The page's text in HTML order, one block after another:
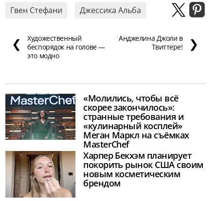
Гвен Стефани Джессика Альба
❮
Художественный
беспорядок на голове —
это модно
Анджелина Джоли в
Твиттере!
❯
«Молились, чтобы всё
скорее закончилось»:
странные требования и
«кулинарный косплей»
Меган Маркл на съёмках
MasterChef
Харпер Бекхэм планирует
покорить рынок США своим
новым косметическим
брендом